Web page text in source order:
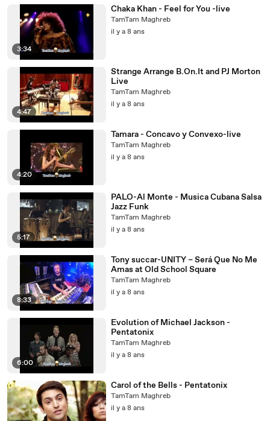
3:34
Chaka Khan - Feel for You -live
TamTam Maghreb
il y a 8 ans
4:47
Strange Arrange B.On.It and PJ Morton
Live
TamTam Maghreb
il y a 8 ans
4:20
Tamara - Concavo y Convexo-live
TamTam Maghreb
il y a 8 ans
5:17
PALO-Al Monte - Musica Cubana Salsa
Jazz Funk
TamTam Maghreb
il y a 8 ans
8:33
Tony succar-UNITY – Será Que No Me
Amas at Old School Square
TamTam Maghreb
il y a 8 ans
6:00
Evolution of Michael Jackson -
Pentatonix
TamTam Maghreb
il y a 8 ans
Carol of the Bells - Pentatonix
TamTam Maghreb
il y a 8 ans